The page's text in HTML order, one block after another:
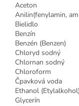
Aceton
Anilin(fenylamin,
Bielidlo
Benzín
Benzén (Benzen)
Chloryd sodný
Chlornan sodný
Chloroform
Čpavková voda
Ethanol (Etylalkohol)
Glycerín